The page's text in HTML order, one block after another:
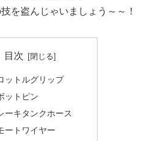
を盗んじゃいましょう～～！
目次
ットルグリップ
ットピン
ーキタンクホース
ートワイヤー